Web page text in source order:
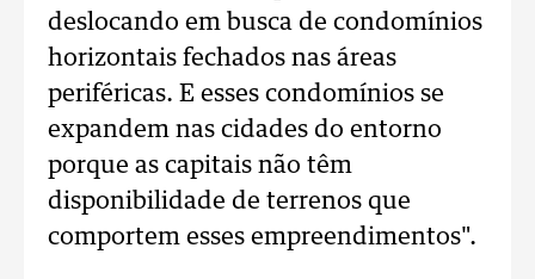
deslocando em busca de condomínios
horizontais fechados nas áreas
periféricas. E esses condomínios se
expandem nas cidades do entorno
porque as capitais não têm
disponibilidade de terrenos que
comportem esses empreendimentos".